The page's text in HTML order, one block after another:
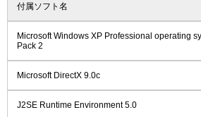
付属ソフト名
Microsoft Windows XP Professional operating
Pack 2
Microsoft DirectX 9.0c
J2SE Runtime Environment 5.0